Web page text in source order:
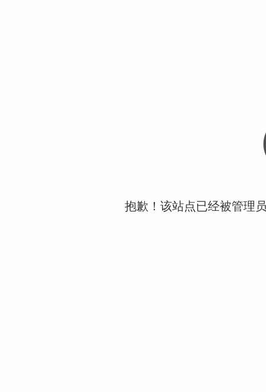
抱歉！该站点已经被管理